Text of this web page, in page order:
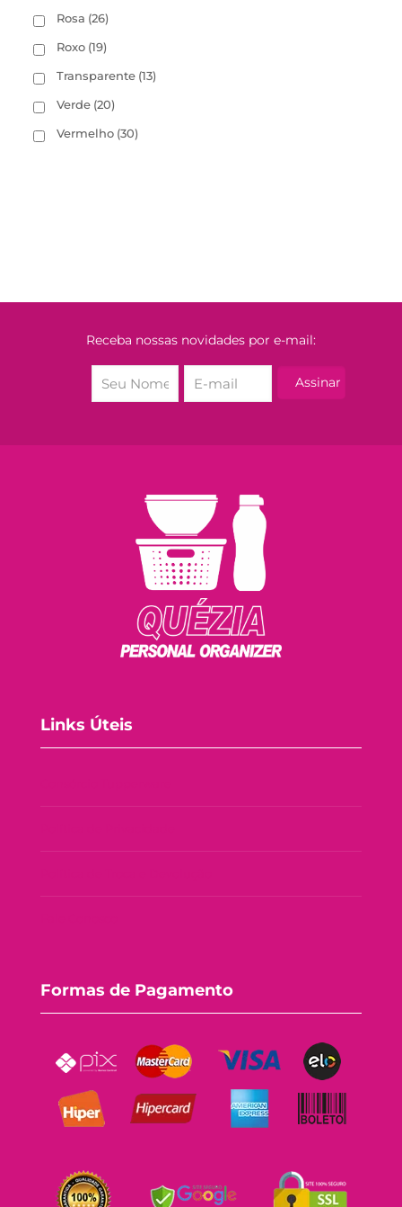
Rosa (26)
Roxo (19)
Transparente (13)
Verde (20)
Vermelho (30)
Receba nossas novidades por e-mail:
Links Úteis
Formas de Pagamento